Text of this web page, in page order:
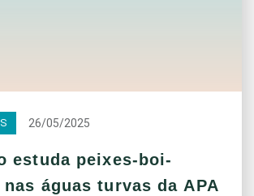
26/05/2025
estuda peixes-boi-
águas turvas da APA